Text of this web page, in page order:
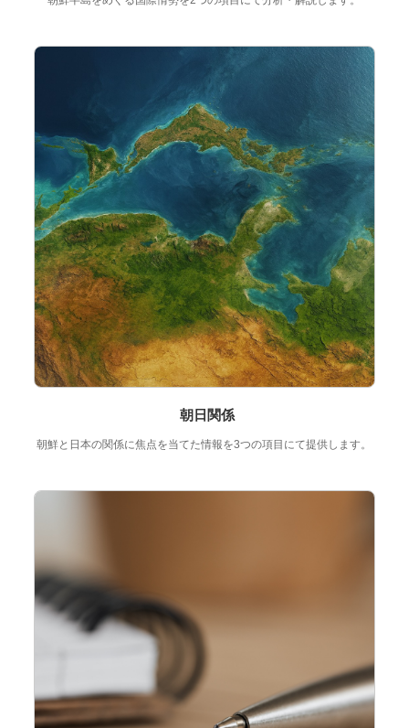
朝日関係
朝鮮と日本の関係に焦点を当てた情報を3つの項目にて提供します。